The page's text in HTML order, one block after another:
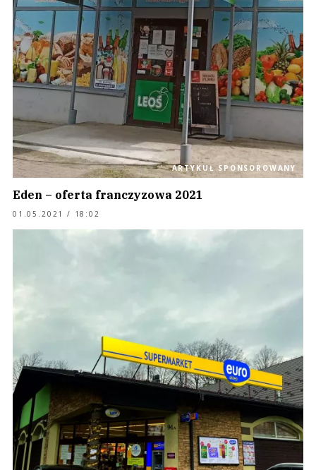
ARTYKUŁ SPONSOROWANY
Eden – oferta franczyzowa 2021
01.05.2021 / 18:02